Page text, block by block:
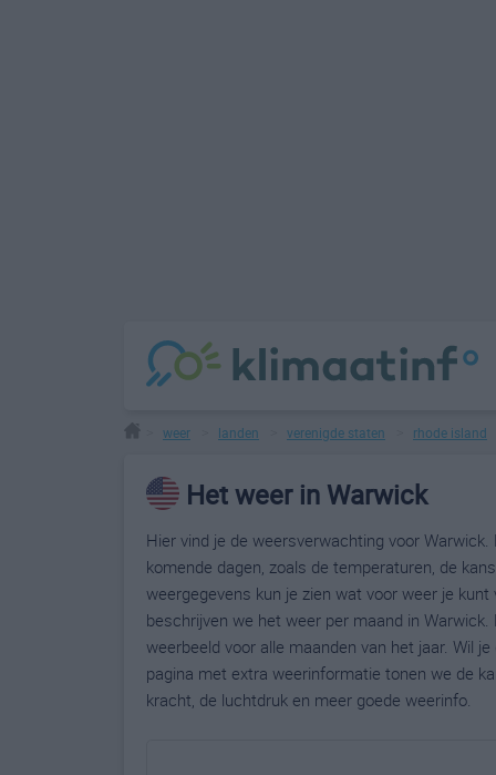
weer landen verenigde staten rhode island
Het weer in Warwick
Hier vind je de weersverwachting voor
komende dagen, zoals de temperaturen, de
weergegevens kun je zien wat voor weer je
beschrijven we het weer per maand in
weerbeeld voor alle maanden van het jaar. Wil
pagina met extra weerinformatie tonen we de
kracht, de luchtdruk en meer goede weerinfo.